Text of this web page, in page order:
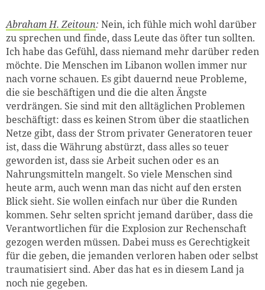
Abraham H. Zeitoun: Nein, ich fühle mich wohl darüber
zu sprechen und finde, dass Leute das öfter tun sollten.
Ich habe das Gefühl, dass niemand mehr darüber reden
möchte. Die Menschen im Libanon wollen immer nur
nach vorne schauen. Es gibt dauernd neue Probleme,
die sie beschäftigen und die die alten Ängste
verdrängen. Sie sind mit den alltäglichen Problemen
beschäftigt: dass es keinen Strom über die staatlichen
Netze gibt, dass der Strom privater Generatoren teuer
ist, dass die Währung abstürzt, dass alles so teuer
geworden ist, dass sie Arbeit suchen oder es an
Nahrungsmitteln mangelt. So viele Menschen sind
heute arm, auch wenn man das nicht auf den ersten
Blick sieht. Sie wollen einfach nur über die Runden
kommen. Sehr selten spricht jemand darüber, dass die
Verantwortlichen für die Explosion zur Rechenschaft
gezogen werden müssen. Dabei muss es Gerechtigkeit
für die geben, die jemanden verloren haben oder selbst
traumatisiert sind. Aber das hat es in diesem Land ja
noch nie gegeben.